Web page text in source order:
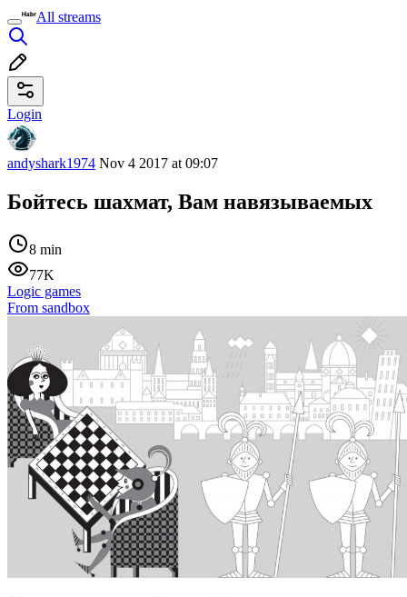
All streams
Login
andyshark1974 Nov 4 2017 at 09:07
Бойтесь шахмат, Вам навязываемых
8 min
77K
Logic games
From sandbox